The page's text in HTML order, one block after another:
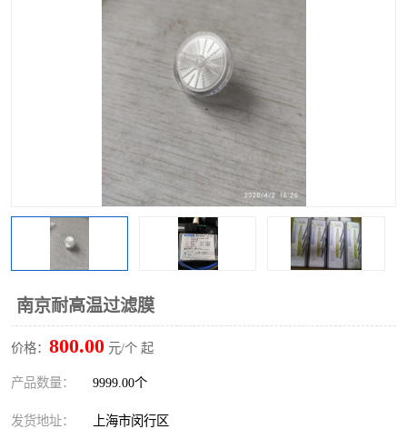
南京耐高温过滤膜
价格： 800.00 元/个 起
产品数量： 9999.00个
发货地址： 上海市闵行区